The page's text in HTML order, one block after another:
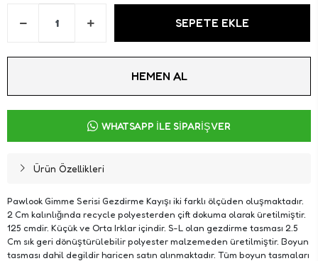
SEPETE EKLE
HEMEN AL
WHATSAPP İLE SİPARİŞ VER
Ürün Özellikleri
Pawlook Gimme Serisi Gezdirme Kayışı iki farklı ölçüden oluşmaktadır.
2 Cm kalınlığında recycle polyesterden çift dokuma olarak üretilmiştir.
125 cmdir. Küçük ve Orta Irklar içindir. S-L olan gezdirme tasması 2.5
Cm sık geri dönüştürülebilir polyester malzemeden üretilmiştir. Boyun
tasması dahil degildir haricen satın alınmaktadır. Tüm boyun tasmaları